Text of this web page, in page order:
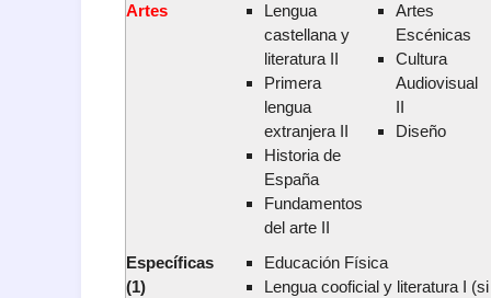
Artes
Lengua
castellana y
literatura II
Primera
lengua
extranjera II
Historia de
España
Fundamentos
del arte II
Artes
Escénicas
Cultura
Audiovisual
II
Diseño
Específicas
(1)
Educación Física
Lengua cooficial y literatura I